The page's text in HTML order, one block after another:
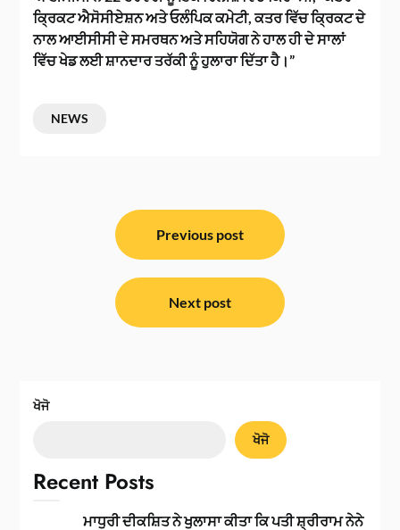
ਕ੍ਰਿਕਟ ਐਸੋਸੀਏਸ਼ਨ ਅਤੇ ਓਲੰਪਿਕ ਕਮੇਟੀ, ਕਤਰ ਵਿੱਚ ਕ੍ਰਿਕਟ ਦੇ
ਨਾਲ ਆਈਸੀਸੀ ਦੇ ਸਮਰਥਨ ਅਤੇ ਸਹਿਯੋਗ ਨੇ ਹਾਲ ਹੀ ਦੇ ਸਾਲਾਂ
ਵਿੱਚ ਖੇਡ ਲਈ ਸ਼ਾਨਦਾਰ ਤਰੱਕੀ ਨੂੰ ਹੁਲਾਰਾ ਦਿੱਤਾ ਹੈ।”
NEWS
Previous post
Next post
ਖੋਜੋ
ਖੋਜੋ
Recent Posts
ਮਾਧੁਰੀ ਦੀਕਸ਼ਿਤ ਨੇ ਖੁਲਾਸਾ ਕੀਤਾ ਕਿ ਪਤੀ ਸ਼੍ਰੀਰਾਮ ਨੇਨੇ